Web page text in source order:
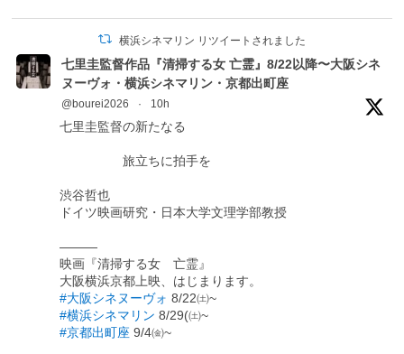
横浜シネマリン リツイートされました
七里圭監督作品『清掃する女 亡霊』8/22以降〜大阪シネ
ヌーヴォ・横浜シネマリン・京都出町座
@bourei2026 · 10h
七里圭監督の新たなる
旅立ちに拍手を
渋谷哲也
ドイツ映画研究・日本大学文理学部教授
―――
映画『清掃する女 亡霊』
大阪横浜京都上映、はじまります。
#大阪シネヌーヴォ 8/22㈯~
#横浜シネマリン 8/29(㈯~
#京都出町座 9/4㈮~